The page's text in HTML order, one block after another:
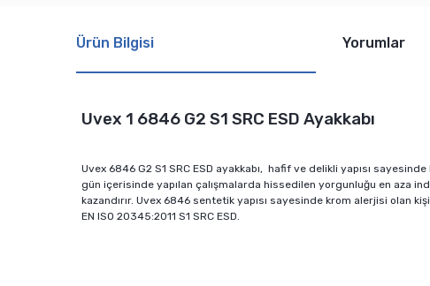
Ürün Bilgisi Yorumlar
Uvex 1 6846 G2 S1 SRC ESD Ayakkabı
Uvex 6846 G2 S1 SRC ESD ayakkabı, hafif ve delikli yapısı
gün içerisinde yapılan çalışmalarda hissedilen yorgunluğu en aza
kazandırır. Uvex 6846 sentetik yapısı sayesinde krom alerjisi olan
EN ISO 20345:2011 S1 SRC ESD.